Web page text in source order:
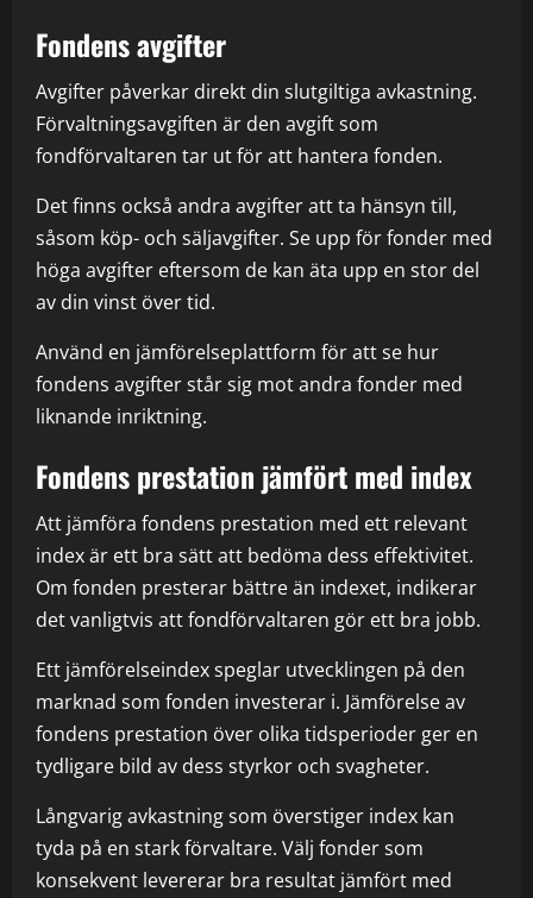
Fondens avgifter
Avgifter påverkar direkt din slutgiltiga avkastning.
Förvaltningsavgiften är den avgift som
fondförvaltaren tar ut för att hantera fonden.
Det finns också andra avgifter att ta hänsyn till,
såsom köp- och säljavgifter. Se upp för fonder med
höga avgifter eftersom de kan äta upp en stor del
av din vinst över tid.
Använd en jämförelseplattform för att se hur
fondens avgifter står sig mot andra fonder med
liknande inriktning.
Fondens prestation jämfört med index
Att jämföra fondens prestation med ett relevant
index är ett bra sätt att bedöma dess effektivitet.
Om fonden presterar bättre än indexet, indikerar
det vanligtvis att fondförvaltaren gör ett bra jobb.
Ett jämförelseindex speglar utvecklingen på den
marknad som fonden investerar i. Jämförelse av
fondens prestation över olika tidsperioder ger en
tydligare bild av dess styrkor och svagheter.
Långvarig avkastning som överstiger index kan
tyda på en stark förvaltare. Välj fonder som
konsekvent levererar bra resultat jämfört med